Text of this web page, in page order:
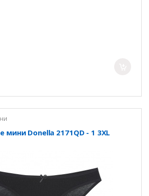
мини Donella 2171QD - 1 3XL